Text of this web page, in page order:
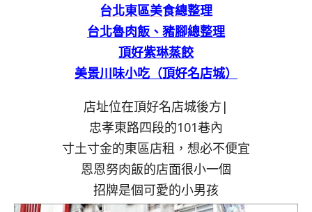
台北東區美食總整理
台北魯肉飯、豬腳總整理
頂好紫琳蒸餃
美景川味小吃（頂好名店城）
店址位在頂好名店城後方|
忠孝東路四段的101巷內
寸土寸金的東區店租，想必不便宜
恩恩努肉飯的店面很小一個
招牌是個可愛的小男孩